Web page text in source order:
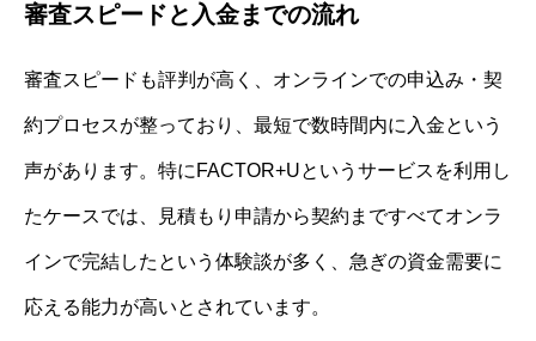
審査スピードと入金までの流れ
審査スピードも評判が高く、オンラインでの申込み・契
約プロセスが整っており、最短で数時間内に入金という
声があります。特にFACTOR+Uというサービスを利用し
たケースでは、見積もり申請から契約まですべてオンラ
インで完結したという体験談が多く、急ぎの資金需要に
応える能力が高いとされています。